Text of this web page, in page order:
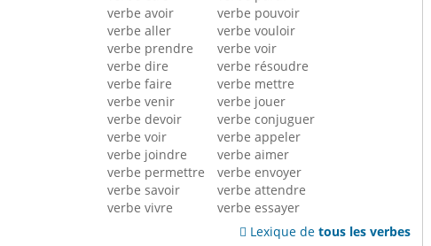
verbe avoir
verbe aller
verbe prendre
verbe dire
verbe faire
verbe venir
verbe devoir
verbe voir
verbe joindre
verbe permettre
verbe savoir
verbe vivre
verbe pouvoir
verbe vouloir
verbe voir
verbe résoudre
verbe mettre
verbe jouer
verbe conjuguer
verbe appeler
verbe aimer
verbe envoyer
verbe attendre
verbe essayer
 Lexique detous les verbes